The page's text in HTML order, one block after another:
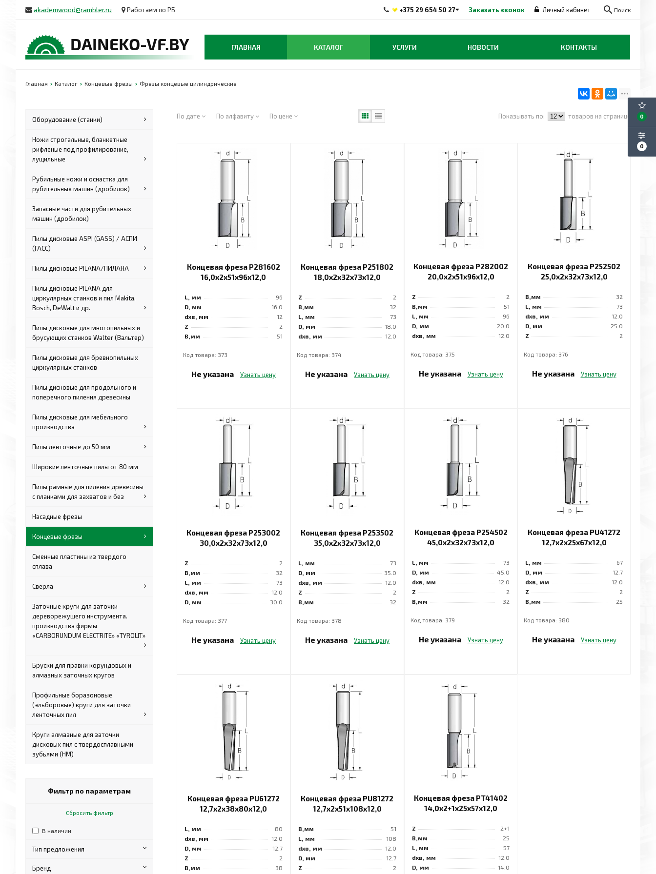
akademwood@rambler.ru Работаем по РБ search Поиск
Личный кабинет
Заказать звонок
+375 29 654 50 27
ГЛАВНАЯ КАТАЛОГ УСЛУГИ НОВОСТИ КОНТАКТЫ
Главная Каталог Концевые фрезы Фрезы концевые цилиндрические
0
0
Оборудование (станки)
Ножи строгальные, бланкетные
рифленые под профилирование,
лущильные
Рубильные ножи и оснастка для
рубительных машин (дробилок)
Запасные части для рубительных
машин (дробилок)
Пилы дисковые ASPI (GASS) / АСПИ
(ГАСС)
Пилы дисковые PILANA/ПИЛАНА
Пилы дисковые PILANA для
циркулярных станков и пил Makita,
Bosch, DeWalt и др.
Пилы дисковые для многопильных и
брусующих станков Walter (Вальтер)
Пилы дисковые для бревнопильных
циркулярных станков
Пилы дисковые для продольного и
поперечного пиления древесины
Пилы дисковые для мебельного
производства
Пилы ленточные до 50 мм
Широкие ленточные пилы от 80 мм
Пилы рамные для пиления древесины
с планками для захватов и без
Насадные фрезы
Концевые фрезы
Сменные пластины из твердого
сплава
Сверла
Заточные круги для заточки
дереворежущего инструмента.
производства фирмы
«CARBORUNDUM ELECTRITE» «TYROLIT»
Бруски для правки корундовых и
алмазных заточных кругов
Профильные боразоновые
(эльборовые) круги для заточки
ленточных пил
Круги алмазные для заточки
дисковых пил с твердосплавными
зубьями (HM)
Фильтр по параметрам
Сбросить фильтр
В наличии
Тип предложения
Бренд
По дате По алфавиту По цене Показывать по: товаров на странице
Концевая фреза P281602
16,0x2x51x96x12,0
L, мм
96
D, мм
16.0
dхв, мм
12
Z
2
B,мм
51
Код товара: 373
Не указана Узнать цену
Концевая фреза P251802
18,0x2x32x73x12,0
Z
2
B,мм
32
L, мм
73
D, мм
18.0
dхв, мм
12.0
Код товара: 374
Не указана Узнать цену
Концевая фреза P282002
20,0x2x51x96x12,0
Z
2
B,мм
51
L, мм
96
D, мм
20.0
dхв, мм
12.0
Код товара: 375
Не указана Узнать цену
Концевая фреза P252502
25,0x2x32x73x12,0
B,мм
32
L, мм
73
dхв, мм
12.0
D, мм
25.0
Z
2
Код товара: 376
Не указана Узнать цену
Концевая фреза P253002
30,0x2x32x73x12,0
Z
2
B,мм
32
L, мм
73
dхв, мм
12.0
D, мм
30.0
Код товара: 377
Не указана Узнать цену
Концевая фреза P253502
35,0x2x32x73x12,0
L, мм
73
D, мм
35.0
dхв, мм
12.0
Z
2
B,мм
32
Код товара: 378
Не указана Узнать цену
Концевая фреза P254502
45,0x2x32x73x12,0
L, мм
73
D, мм
45.0
dхв, мм
12.0
Z
2
B,мм
32
Код товара: 379
Не указана Узнать цену
Концевая фреза PU41272
12,7x2x25x67x12,0
L, мм
67
D, мм
12.7
dхв, мм
12.0
Z
2
B,мм
25
Код товара: 380
Не указана Узнать цену
Концевая фреза PU61272
12,7x2x38x80x12,0
L, мм
80
dхв, мм
12.0
D, мм
12.7
Z
2
B,мм
38
Концевая фреза PU81272
12,7x2x51x108x12,0
B,мм
51
L, мм
108
dхв, мм
12.0
D, мм
12.7
Z
2
Концевая фреза PT41402
14,0x2+1x25x57x12,0
Z
2+1
B,мм
25
L, мм
57
dхв, мм
12.0
D, мм
14.0